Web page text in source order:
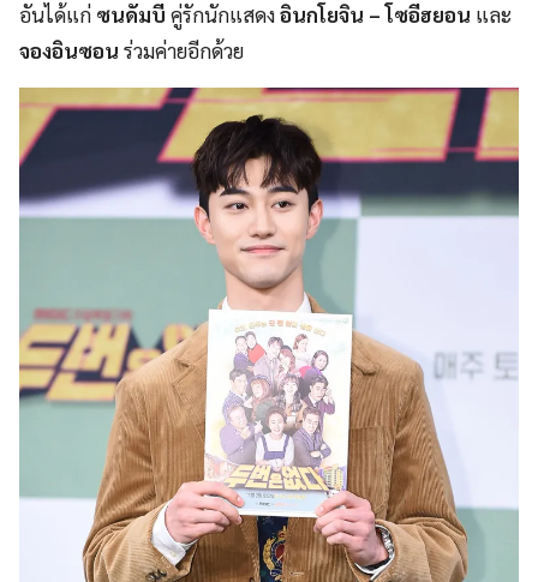
อันได้แก่ ซนดัมบี คู่รักนักแสดงอินกโยจิน – โซอีฮยอน และ
จองอินซอน ร่วมค่ายอีกด้วย